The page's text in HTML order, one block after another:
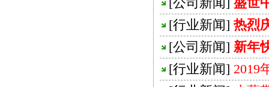
[公司新闻] 盛世
[行业新闻] 热烈
[公司新闻] 新年
[行业新闻] 2019